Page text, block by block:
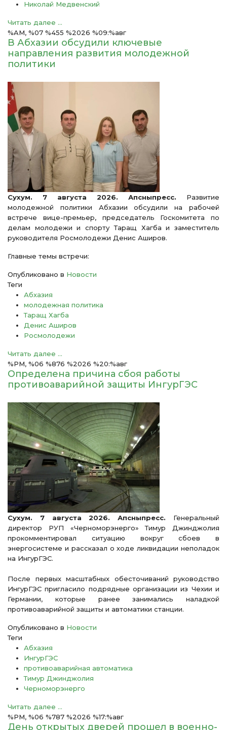
Николай Медвенский
Читать далее ...
%AM, %07 %455 %2026 %09:%авг
В Абхазии обсудили ключевые
направления развития молодежной
политики
Сухум. 7 августа 2026. Апсныпресс. Развитие
молодежной политики Абхазии обсудили на рабочей
встрече вице-премьер, председатель Госкомитета по
делам молодежи и спорту Таращ Хагба и заместитель
руководителя Росмолодежи Денис Аширов.
Главные темы встречи:
Опубликовано в Новости
Теги
Абхазия
молодежная политика
Таращ Хагба
Денис Аширов
Росмолодежи
Читать далее ...
%PM, %06 %876 %2026 %20:%авг
Определена причина сбоя работы
противоаварийной защиты ИнгурГЭС
Сухум. 7 августа 2026. Апсныпресс. Генеральный
директор РУП «Черноморэнерго» Тимур Джинджолия
прокомментировал ситуацию вокруг сбоев в
энергосистеме и рассказал о ходе ликвидации неполадок
на ИнгурГЭС.
После первых масштабных обесточиваний руководство
ИнгурГЭС пригласило подрядные организации из Чехии и
Германии, которые ранее занимались наладкой
противоаварийной защиты и автоматики станции.
Опубликовано в Новости
Теги
Абхазия
ИнгурГЭС
противоаварийная автоматика
Тимур Джинджолия
Черноморэнерго
Читать далее ...
%PM, %06 %787 %2026 %17:%авг
День открытых дверей прошел в военно-